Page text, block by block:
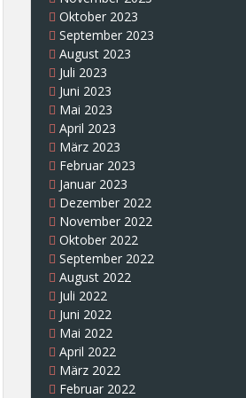
Oktober 2023
September 2023
August 2023
Juli 2023
Juni 2023
Mai 2023
April 2023
März 2023
Februar 2023
Januar 2023
Dezember 2022
November 2022
Oktober 2022
September 2022
August 2022
Juli 2022
Juni 2022
Mai 2022
April 2022
März 2022
Februar 2022